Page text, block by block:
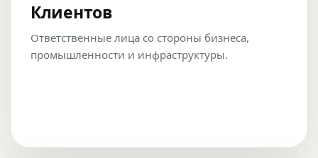
Клиентов
Ответственные лица со стороны бизнеса,
промышленности и инфраструктуры.